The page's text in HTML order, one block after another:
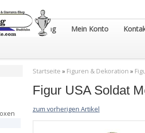
Shop Gosling Mein Konto
Startseite » Figuren & Dekoration »
Figur USA Soldat
zum vorherigen Artikel